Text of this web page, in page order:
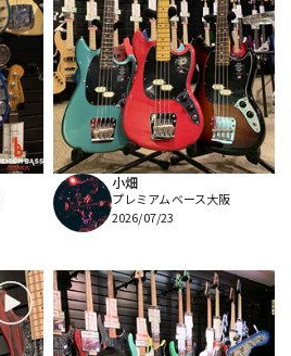
小畑
プレミアムベース大阪
2026/07/23